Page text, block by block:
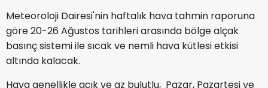
Meteoroloji Dairesi'nin haftalık hava tahmin raporuna
göre 20-26 Ağustos tarihleri arasında bölge alçak
basınç sistemi ile sıcak ve nemli hava kütlesi etkisi
altında kalacak.
Hava genellikle açık ve az bulutlu, Pazar, Pazartesi ve